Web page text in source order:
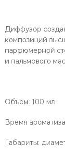
Диффузор
композиций
парфюмерной
и пальмового
Объём: 100 мл
Время
Габариты: